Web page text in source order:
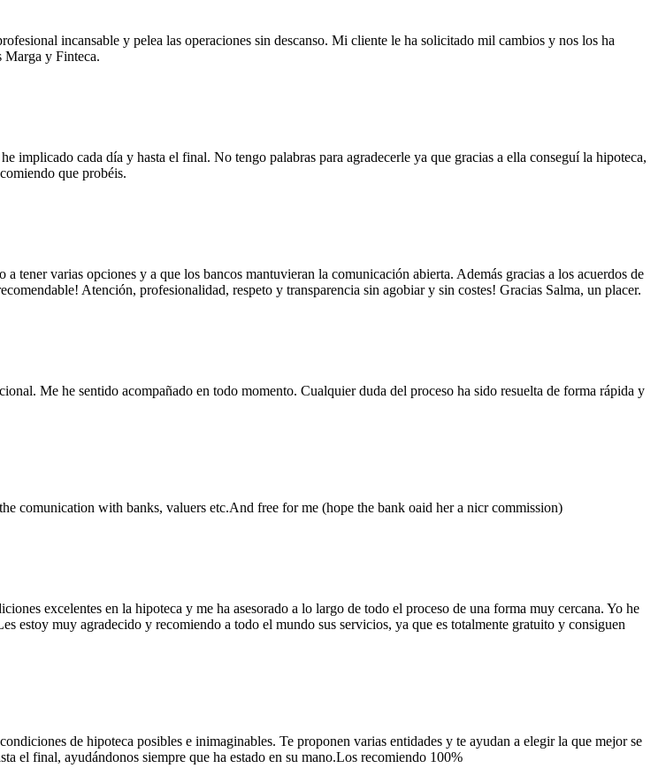
incansable y pelea las operaciones sin descanso. Mi cliente le ha solicitado mil cambios y nos los ha
Marga y Finteca.
implicado cada día y hasta el final. No tengo palabras para agradecerle ya que gracias a ella conseguí la hipoteca,
que probéis.
tener varias opciones y a que los bancos mantuvieran la comunicación abierta. Además gracias a los acuerdos de
Atención, profesionalidad, respeto y transparencia sin agobiar y sin costes! Gracias Salma, un placer.
Me he sentido acompañado en todo momento. Cualquier duda del proceso ha sido resuelta de forma rápida y
comunication with banks, valuers etc.And free for me (hope the bank oaid her a nicr commission)
excelentes en la hipoteca y me ha asesorado a lo largo de todo el proceso de una forma muy cercana. Yo he
estoy muy agradecido y recomiendo a todo el mundo sus servicios, ya que es totalmente gratuito y consiguen
de hipoteca posibles e inimaginables. Te proponen varias entidades y te ayudan a elegir la que mejor se
el final, ayudándonos siempre que ha estado en su mano.Los recomiendo 100%